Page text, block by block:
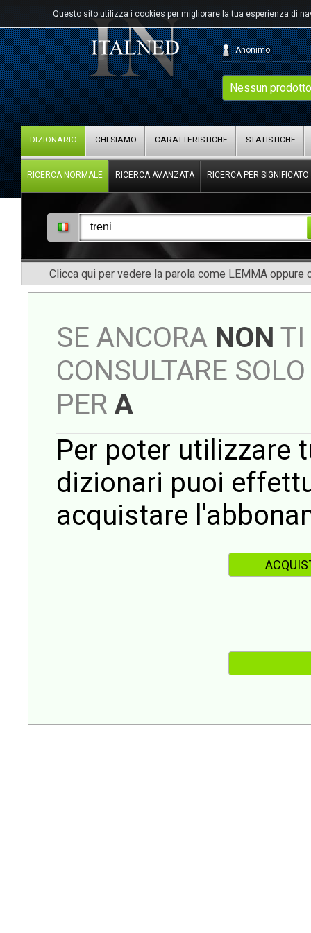
Questo sito utilizza i cookies per migliorare la tua esperienza di
Nessun
Anonimo
DIZIONARIO CHI SIAMO CARATTERISTICHE STATISTICHE
RICERCA NORMALE RICERCA AVANZATA RICERCA PER SIGNIFICATO
Clicca qui per vedere la parola come LEMMA oppure
SE ANCORA NON TI
CONSULTARE
PER A
Per poter utilizzare
dizionari puoi
acquistare